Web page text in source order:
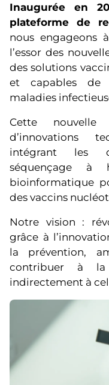
Inaugurée en
plateforme de
nous engageons
l’essor des
des solutions
et capables de
maladies
Cette nouvelle
d’innovations
intégrant les
séquençage à
bioinformatique
des vaccins
Notre vision :
grâce à
la prévention,
contribuer à
indirectement à